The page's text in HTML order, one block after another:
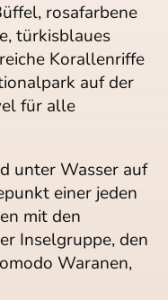
rosafarbene
türkisblaues
Korallenriffe
auf der
für alle
unter Wasser auf
einer jeden
mit den
Inselgruppe, den
Waranen,